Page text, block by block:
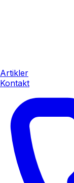
Artikler
Kontakt